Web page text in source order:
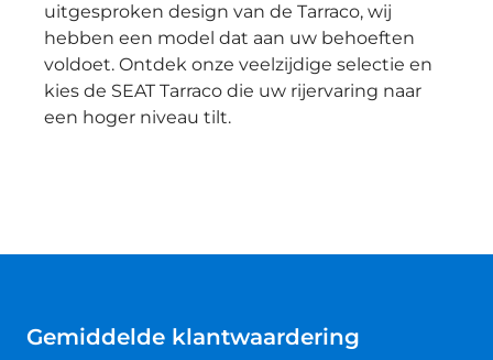
uitgesproken design van de Tarraco, wij
hebben een model dat aan uw behoeften
voldoet. Ontdek onze veelzijdige selectie en
kies de SEAT Tarraco die uw rijervaring naar
een hoger niveau tilt.
Gemiddelde klantwaardering